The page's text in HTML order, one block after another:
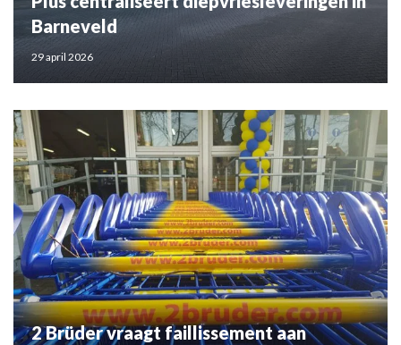
Barneveld
29 april 2026
2 Brüder vraagt faillissement aan